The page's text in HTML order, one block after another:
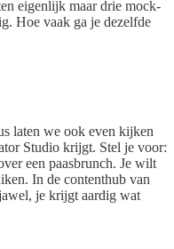
eigenlijk maar drie mock-
Hoe vaak ga je dezelfde
laten we ook even kijken
Studio krijgt. Stel je voor:
een paasbrunch. Je wilt
In de contenthub van
je krijgt aardig wat